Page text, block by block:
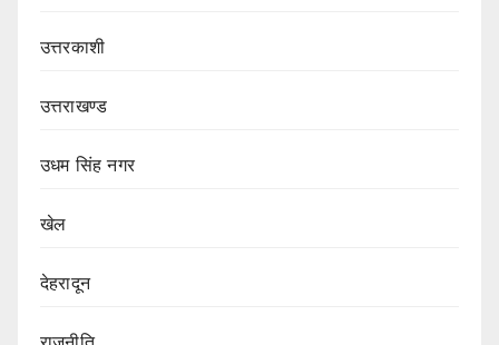
उत्तरकाशी
उत्तराखण्ड
उधम सिंह नगर
खेल
देहरादून